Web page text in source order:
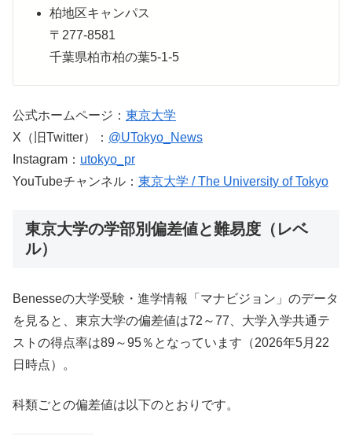
柏地区キャンパス
〒277-8581
千葉県柏市柏の葉5-1-5
公式ホームページ： 東京大学
X（旧Twitter）： @UTokyo_News
Instagram： utokyo_pr
YouTubeチャンネル： 東京大学 / The University of Tokyo
東京大学の学部別偏差値と難易度（レベ
ル）
Benesseの大学受験・進学情報「マナビジョン」のデータ
を見ると、東京大学の偏差値は72～77、大学入学共通テ
ストの得点率は89～95％となっています（2026年5月22
日時点）。
科類ごとの偏差値は以下のとおりです。